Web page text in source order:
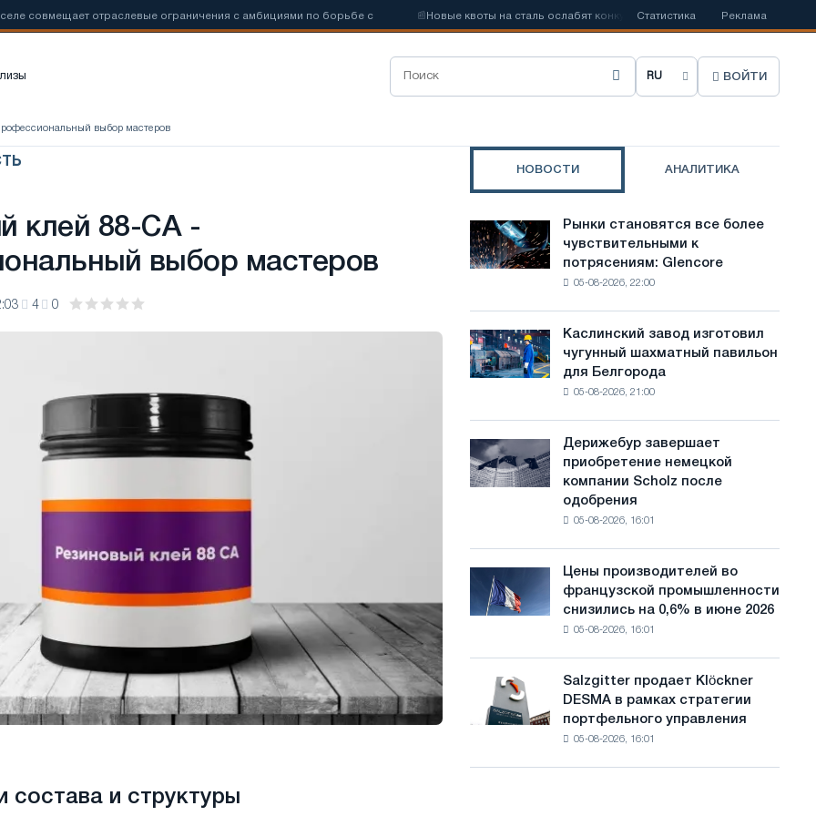
отраслевые ограничения с амбициями по борьбе с 📰 Новые квоты на сталь ослабят конкуренцию в Соединенном Королевстве
Статистика Реклама
В
б
т
ь
з
ы
к
с
а
й
ВОЙТИ
выбор мастеров
клей 88-СА -
выбор мастеров
4 0
состава и структуры
НОВОСТИ АНАЛИТИКА
Рынки
становятся
все
потрясениям:
Glencore
Рынки становятся все более
чувствительными к
потрясениям: Glencore
05-08-2026, 22:00
Каслинский
завод
изготовил
для
Белгорода
Каслинский завод изготовил
чугунный шахматный павильон
для Белгорода
05-08-2026, 21:00
Дерижебур
завершает
приобретение
одобрения
Европейской
Дерижебур завершает
приобретение немецкой
компании Scholz после
одобрения
05-08-2026, 16:01
Цены
производителей
во
0,6%
2026
Цены производителей во
французской промышленности
снизились на 0,6% в июне 2026
05-08-2026, 16:01
Salzgitter
продает
Klöckner
Salzgitter продает Klöckner
DESMA в рамках стратегии
портфельного управления
05-08-2026, 16:01